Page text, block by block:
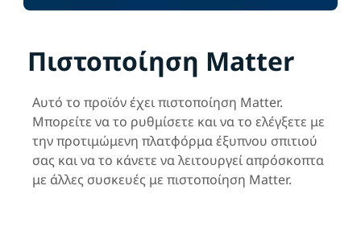
Πιστοποίηση Matter
Αυτό το προϊόν έχει πιστοποίηση Matter.
Μπορείτε να το ρυθμίσετε και να το ελέγξετε με
την προτιμώμενη πλατφόρμα έξυπνου σπιτιού
σας και να το κάνετε να λειτουργεί απρόσκοπτα
με άλλες συσκευές με πιστοποίηση Matter.